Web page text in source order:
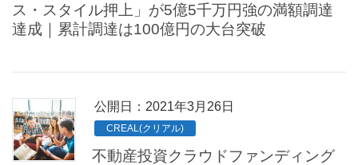
ス・スタイル押上」が5億5千万円強の満額調達
達成｜累計調達は100億円の大台突破
公開日： 2021年3月26日
CREAL(クリアル)
不動産投資クラウドファンディング